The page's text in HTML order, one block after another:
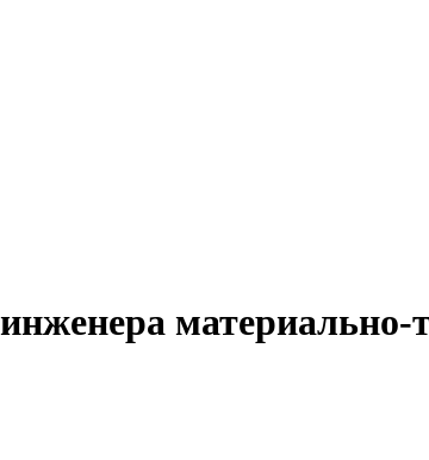
материально-